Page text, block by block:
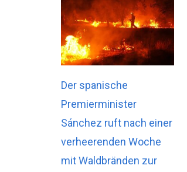
Der spanische
Premierminister
Sánchez ruft nach einer
verheerenden Woche
mit Waldbränden zur